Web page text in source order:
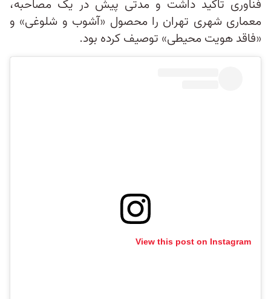
فناوری تاکید داشت و مدتی پیش در یک مصاحبه،
معماری شهری تهران را محصول «آشوب و شلوغی» و
«فاقد هویت محیطی» توصیف کرده بود.
View this post on Instagram